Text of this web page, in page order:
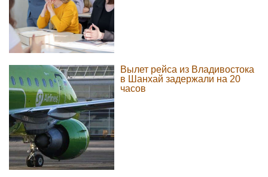
Вылет рейса из Владивостока
в Шанхай задержали на 20
часов